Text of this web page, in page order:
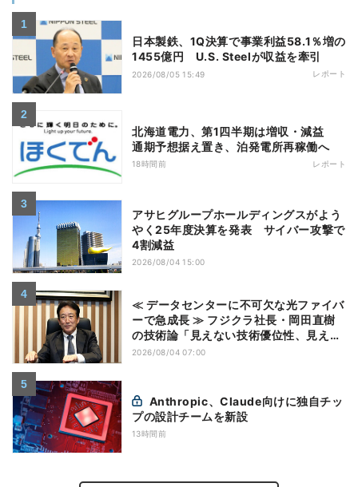
日本製鉄、1Q決算で事業利益58.1％増の
1455億円 U.S. Steelが収益を牽引
2026/08/05 15:49 レポート
北海道電力、第1四半期は増収・減益
通期予想据え置き、泊発電所再稼働へ
18時間前 レポート
アサヒグループホールディングスがよう
やく25年度決算を発表 サイバー攻撃で
4割減益
2026/08/04 15:00
≪ データセンターに不可欠な光ファイバ
ーで急成長 ≫ フジクラ社長・岡田直樹
の技術論「見えない技術優位性、見えな
い差別化でトップの座を！」
2026/08/04 07:00
プの設計チームを新設
13時間前